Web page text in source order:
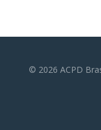
© 2026 ACPD